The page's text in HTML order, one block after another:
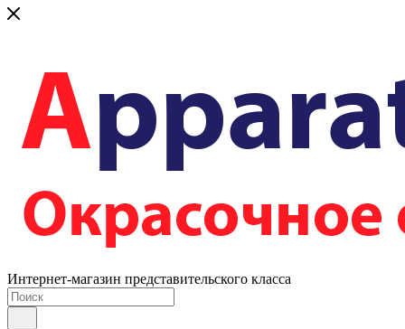
Интернет-магазин представительского класса